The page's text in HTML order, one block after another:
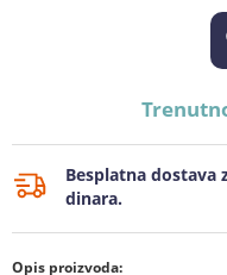
Besplatna dostava
dinara.
Opis proizvoda: